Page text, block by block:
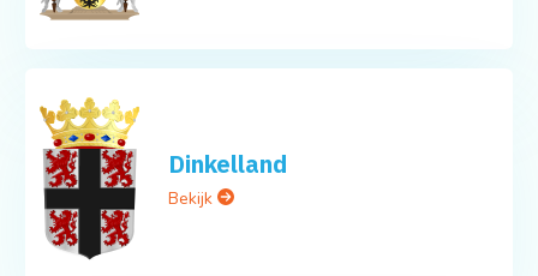
Dinkelland
Bekijk